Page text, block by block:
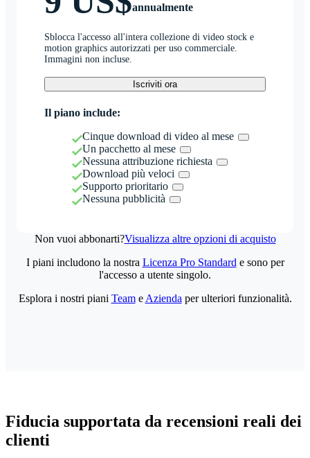
annualmente
Sblocca l'accesso all'intera collezione di video stock e
motion graphics autorizzati per uso commerciale.
Immagini non incluse.
Iscriviti ora
Il piano include:
Cinque download di video al mese
Un pacchetto al mese
Nessuna attribuzione richiesta
Download più veloci
Supporto prioritario
Nessuna pubblicità
Non vuoi abbonarti?Visualizza altre opzioni di acquisto
I piani includono la nostra Licenza Pro Standard e sono per
l'accesso a utente singolo.
Esplora i nostri piani Teame Azienda per ulteriori funzionalità.
Fiducia supportata da recensioni reali dei
clienti